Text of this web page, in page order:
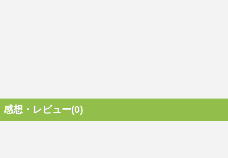
感想・レビュー(0)